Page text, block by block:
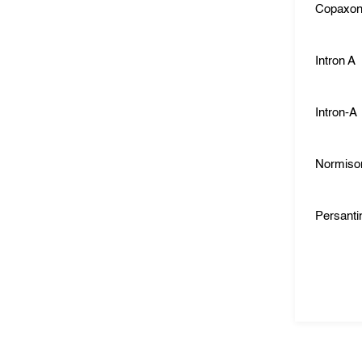
Intron A
Intron-A